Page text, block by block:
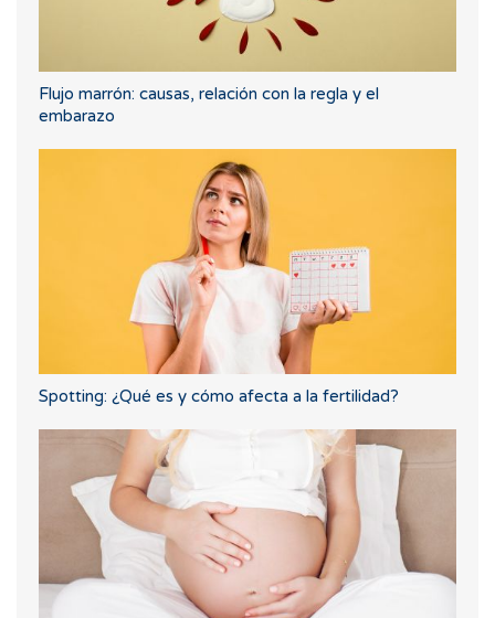
Flujo marrón: causas, relación con la regla y el
embarazo
Spotting: ¿Qué es y cómo afecta a la fertilidad?